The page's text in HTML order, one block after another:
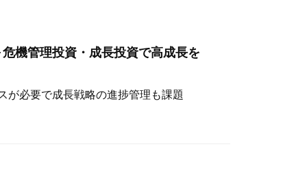
機管理投資・成長投資で高成長を
が必要で成長戦略の進捗管理も課題